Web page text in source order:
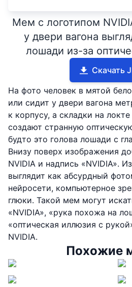
Мем с логотипом
у двери вагона
лошади из-за
Скачать
На фото человек в мятой
или сидит у двери вагона
к корпусу, а складки на
создают странную
будто это голова лошади с
Внизу поверх изображения
NVIDIA и надпись «NVIDIA».
выглядит как абсурдный
нейросети, компьютерное
глюки. Такой мем могут
«NVIDIA», «рука похожа на
«оптическая иллюзия с
NVIDIA.
Похожие